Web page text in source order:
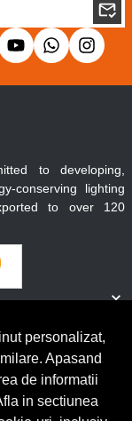
to developing,
conserving lighting
to over 120
rezervate.
personalizat,
Apasand
de informatii
in sectiunea